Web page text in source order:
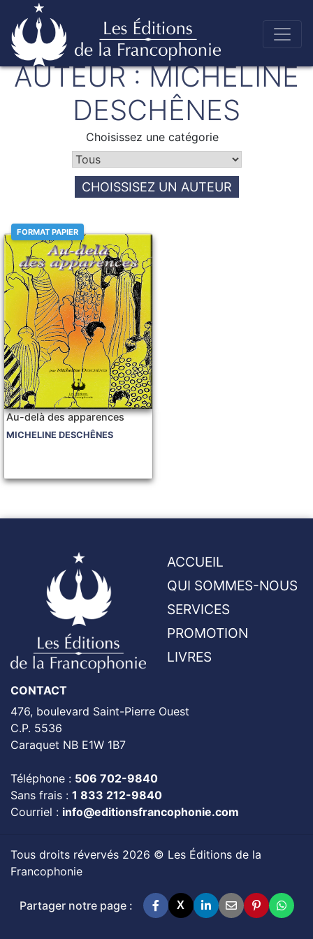
Skip
to
content
Éditions de la francophonie
AUTEUR :MICHELINE
DESCHÊNES
Choisissez une catégorie
CHOISSISEZ UN AUTEUR
FORMAT PAPIER
Au-delà des apparences
MICHELINE DESCHÊNES
ACCUEIL
QUI SOMMES-NOUS
SERVICES
PROMOTION
LIVRES
CONTACT
476, boulevard Saint-Pierre Ouest
C.P. 5536
Caraquet NB E1W 1B7
Téléphone : 506 702-9840
Sans frais : 1 833 212-9840
Courriel : info@editionsfrancophonie.com
Tous droits révervés 2026 © Les Éditions de la
Francophonie
Partager notre page : X